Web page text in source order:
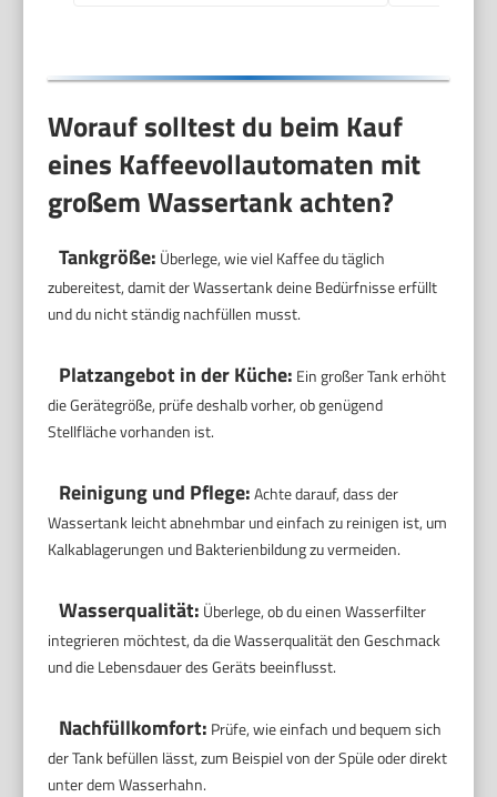
Worauf solltest du beim Kauf
eines Kaffeevollautomaten mit
großem Wassertank achten?
Tankgröße: Überlege, wie viel Kaffee du täglich
zubereitest, damit der Wassertank deine Bedürfnisse erfüllt
und du nicht ständig nachfüllen musst.
Platzangebot in der Küche: Ein großer Tank erhöht
die Gerätegröße, prüfe deshalb vorher, ob genügend
Stellfläche vorhanden ist.
Reinigung und Pflege:Achte darauf, dass der
Wassertank leicht abnehmbar und einfach zu reinigen ist, um
Kalkablagerungen und Bakterienbildung zu vermeiden.
Wasserqualität: Überlege, ob du einen Wasserfilter
integrieren möchtest, da die Wasserqualität den Geschmack
und die Lebensdauer des Geräts beeinflusst.
Nachfüllkomfort: Prüfe, wie einfach und bequem sich
der Tank befüllen lässt, zum Beispiel von der Spüle oder direkt
unter dem Wasserhahn.